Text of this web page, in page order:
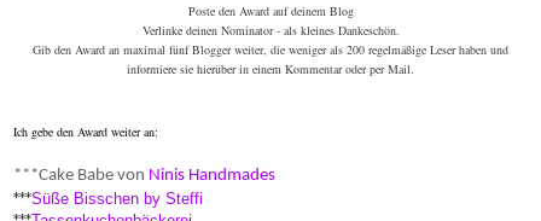
Poste den Award auf deinem Blog
Verlinke deinen Nominator - als kleines Dankeschön.
Gib den Award an maximal fünf Blogger weiter, die weniger als 200 regelmäßige Leser haben und
informiere sie hierüber in einem Kommentar oder per Mail.
Ich gebe den Award weiter an:
***Cake Babe von Ninis Handmades
***Süße Bisschen by Steffi